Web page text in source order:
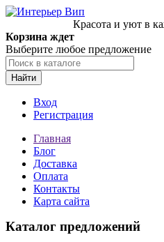
Красота и уют в
Корзина ждет
Выберите любое предложение
Найти
Вход
Регистрация
Главная
Блог
Доставка
Оплата
Контакты
Карта сайта
Каталог предложений